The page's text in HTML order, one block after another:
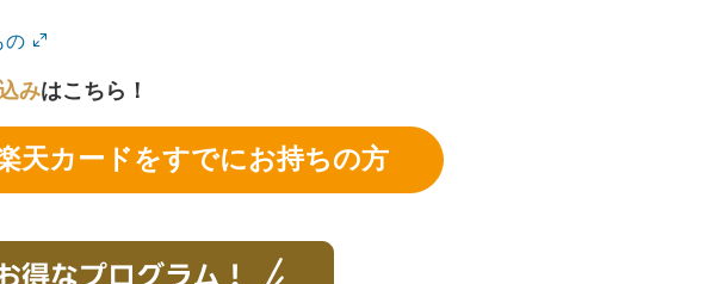
の
みはこちら！
天カードをすでにお持ちの方